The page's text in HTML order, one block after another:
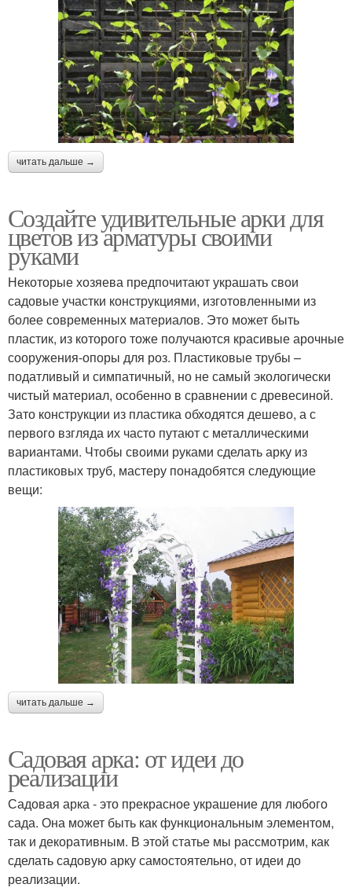
читать дальше →
Создайте удивительные арки для
цветов из арматуры своими
руками
Некоторые хозяева предпочитают украшать свои
садовые участки конструкциями, изготовленными из
более современных материалов. Это может быть
пластик, из которого тоже получаются красивые арочные
сооружения-опоры для роз. Пластиковые трубы –
податливый и симпатичный, но не самый экологически
чистый материал, особенно в сравнении с древесиной.
Зато конструкции из пластика обходятся дешево, а с
первого взгляда их часто путают с металлическими
вариантами. Чтобы своими руками сделать арку из
пластиковых труб, мастеру понадобятся следующие
вещи:
читать дальше →
Садовая арка: от идеи до
реализации
Садовая арка - это прекрасное украшение для любого
сада. Она может быть как функциональным элементом,
так и декоративным. В этой статье мы рассмотрим, как
сделать садовую арку самостоятельно, от идеи до
реализации.